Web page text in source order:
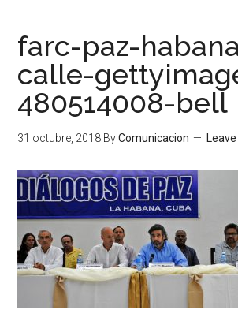
farc-paz-
calle-
480514008-bell
31 octubre, 2018 ByComunicacion